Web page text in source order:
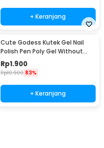
+ Keranjang
Cute Godess Kutek Gel Nail
Polish Pen Poly Gel Without
Bottom Coating Q-10
Rp1.900
Rp10.900 83%
+ Keranjang